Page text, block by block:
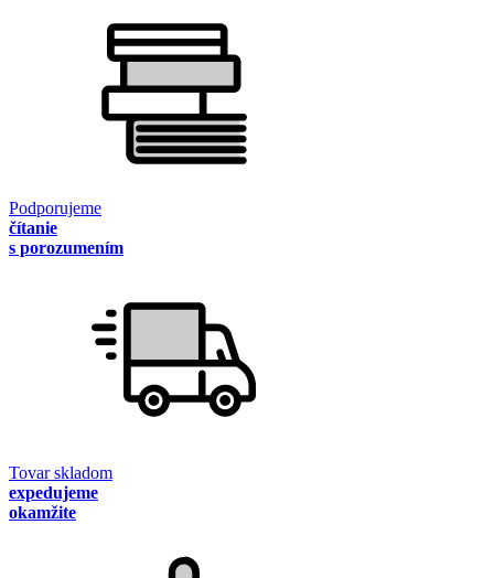
Podporujeme
čítanie
s porozumením
Tovar skladom
expedujeme
okamžite